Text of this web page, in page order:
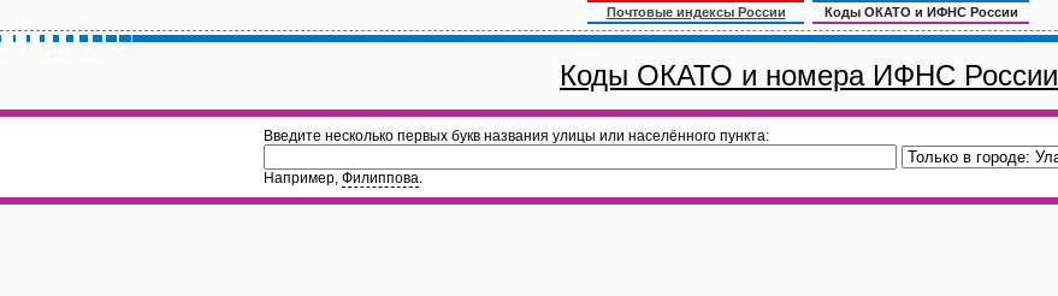
Почтовые индексы России Коды ОКАТО и ИФНС России
Коды ОКАТО и номера ИФНС России
Введите несколько первых букв названия улицы или населённого пункта:
Например, Филиппова.